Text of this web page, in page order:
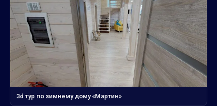
3d тур по зимнему дому «Мартин»